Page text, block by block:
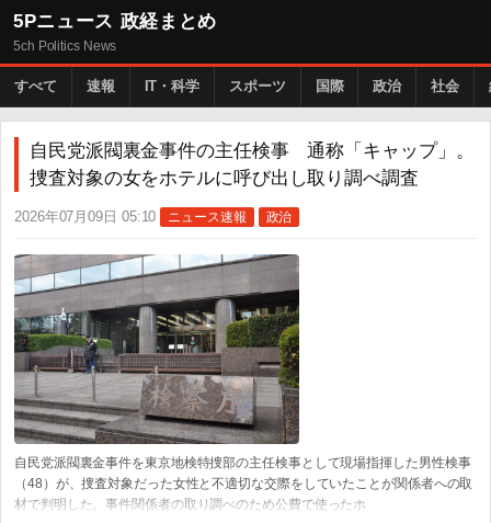
5Pニュース 政経まとめ
5ch Politics News
すべて 速報 IT・科学 スポーツ 国際 政治 社会
自民党派閥裏金事件の主任検事 通称「キャップ」。
捜査対象の女をホテルに呼び出し取り調べ調査
2026年07月09日 05:10 ニュース速報 政治
自民党派閥裏金事件を東京地検特捜部の主任検事として現場指揮した男性検事
（48）が、捜査対象だった女性と不適切な交際をしていたことが関係者への取
材で判明した。事件関係者の取り調べのため公費で使ったホ